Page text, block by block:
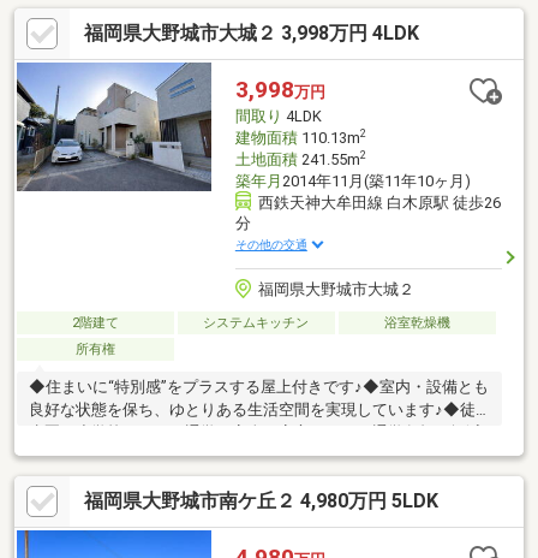
あり、日向ぼっこ、BBQ、子どもの遊び場など多用途です。☆水
廻りが近く、家事導線の整った間取りです。☆閑静な住宅街とな
っており、落ち着いた住環境を実現できます。☆周辺には、徒歩
圏内に「セブンイレブン」「かじやま内科クリニック」「王塚台
中央公園」などがあり周辺施設充実してます。☆ご内覧希望、ロ
ーン相談はナカジツまでお気軽にお問い合わせください。
福岡県大野城市大城２ 3,998万円 4LDK
3,998万円
間取り 4LDK
建物面積110.13m2
土地面積241.55m2
築年月 2014年11月(築11年10ヶ月)
西鉄天神大牟田線 白木原駅 徒歩26
分
その他の交通
福岡県大野城市大城２
2階建て システムキッチン
浴室乾燥機
所有権
◆住まいに“特別感”をプラスする屋上付きです♪◆室内・設備とも
良好な状態を保ち、ゆとりある生活空間を実現しています♪◆徒
歩圏に小学校があり、通学も安全で安心！日々の通学負担を軽減
します♪◆急な体調不良にも安心の医療施設が徒歩圏内にあり、
ファミリー世帯も安心の暮らし♪
福岡県大野城市南ケ丘２ 4,980万円 5LDK